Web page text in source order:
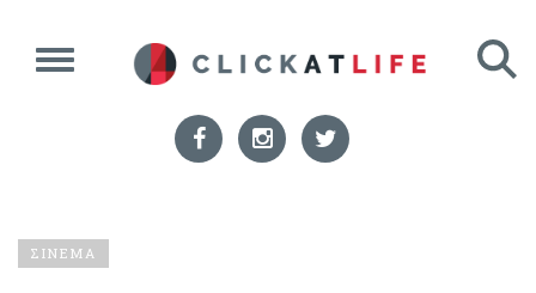
ΣΙΝΕΜΑ